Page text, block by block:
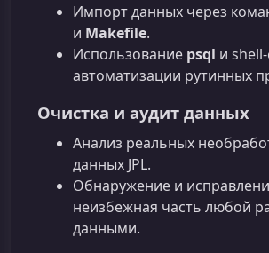
Импорт данных через
и Makefile.
Использование psql и
автоматизации рутинных
Очистка и аудит данных
Анализ реальных
данных JPL.
Обнаружение и
неизбежная часть любой
данными.